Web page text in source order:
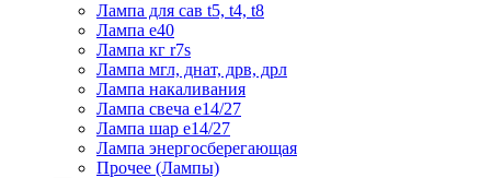
Лампа для сав t5, t4, t8
Лампа е40
Лампа кг r7s
Лампа мгл, днат, дрв, дрл
Лампа накаливания
Лампа свеча е14/27
Лампа шар е14/27
Лампа энергосберегающая
Прочее (Лампы)